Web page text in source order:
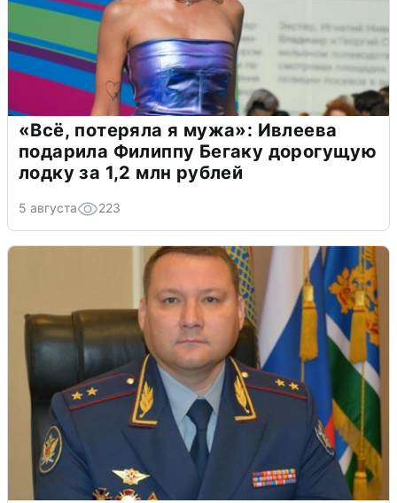
«Всё, потеряла я мужа»: Ивлеева
подарила Филиппу Бегаку дорогущую
лодку за 1,2 млн рублей
5 августа 223